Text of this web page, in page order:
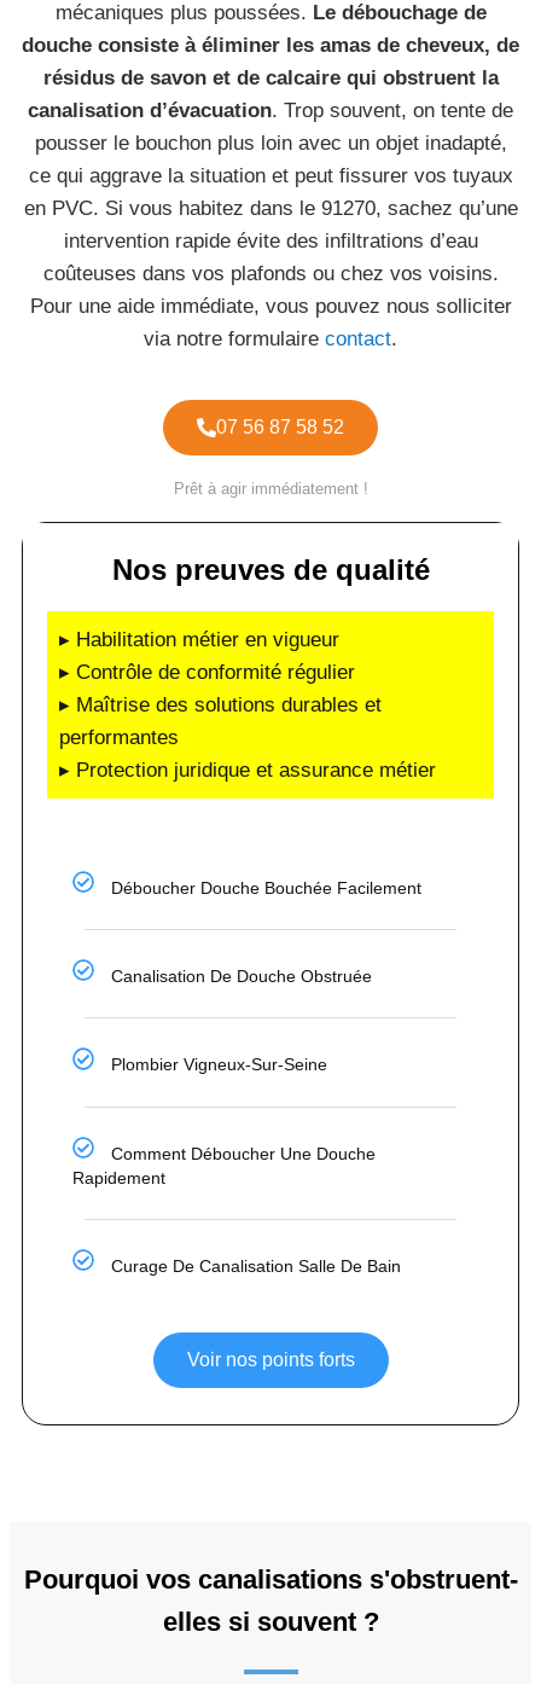
mécaniques plus poussées. Le débouchage de
douche consiste à éliminer les amas de cheveux, de
résidus de savon et de calcaire qui obstruent la
canalisation d’évacuation. Trop souvent, on tente de
pousser le bouchon plus loin avec un objet inadapté,
ce qui aggrave la situation et peut fissurer vos tuyaux
en PVC. Si vous habitez dans le 91270, sachez qu’une
intervention rapide évite des infiltrations d’eau
coûteuses dans vos plafonds ou chez vos voisins.
Pour une aide immédiate, vous pouvez nous solliciter
via notre formulaire contact.
07 56 87 58 52
Prêt à agir immédiatement !
Nos preuves de qualité
▸ Habilitation métier en vigueur
▸ Contrôle de conformité régulier
▸ Maîtrise des solutions durables et
performantes
▸ Protection juridique et assurance métier
Déboucher Douche Bouchée Facilement
Canalisation De Douche Obstruée
Plombier Vigneux-Sur-Seine
Comment Déboucher Une Douche
Rapidement
Curage De Canalisation Salle De Bain
Voir nos points forts
Pourquoi vos canalisations s'obstruent-
elles si souvent ?